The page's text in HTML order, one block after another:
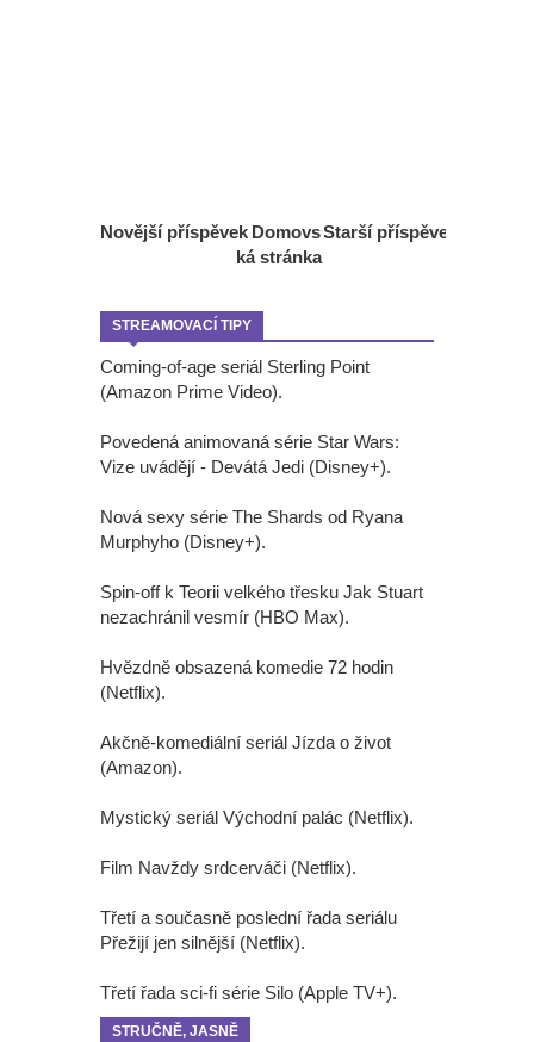
Novější příspěvek Starší příspěvek
Domovs
ká stránka
STREAMOVACÍ TIPY
Coming-of-age seriál Sterling Point
(Amazon Prime Video).
Povedená animovaná série Star Wars:
Vize uvádějí - Devátá Jedi (Disney+).
Nová sexy série The Shards od Ryana
Murphyho (Disney+).
Spin-off k Teorii velkého třesku Jak Stuart
nezachránil vesmír (HBO Max).
Hvězdně obsazená komedie 72 hodin
(Netflix).
Akčně-komediální seriál Jízda o život
(Amazon).
Mystický seriál Východní palác (Netflix).
Film Navždy srdcerváči (Netflix).
Třetí a současně poslední řada seriálu
Přežijí jen silnější (Netflix).
Třetí řada sci-fi série Silo (Apple TV+).
STRUČNĚ, JASNĚ